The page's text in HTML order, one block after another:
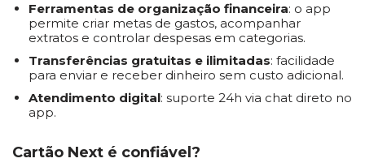
Ferramentas de organização financeira: o app
permite criar metas de gastos, acompanhar
extratos e controlar despesas em categorias.
Transferências gratuitas e ilimitadas: facilidade
para enviar e receber dinheiro sem custo adicional.
Atendimento digital: suporte 24h via chat direto no
app.
Cartão Next é confiável?